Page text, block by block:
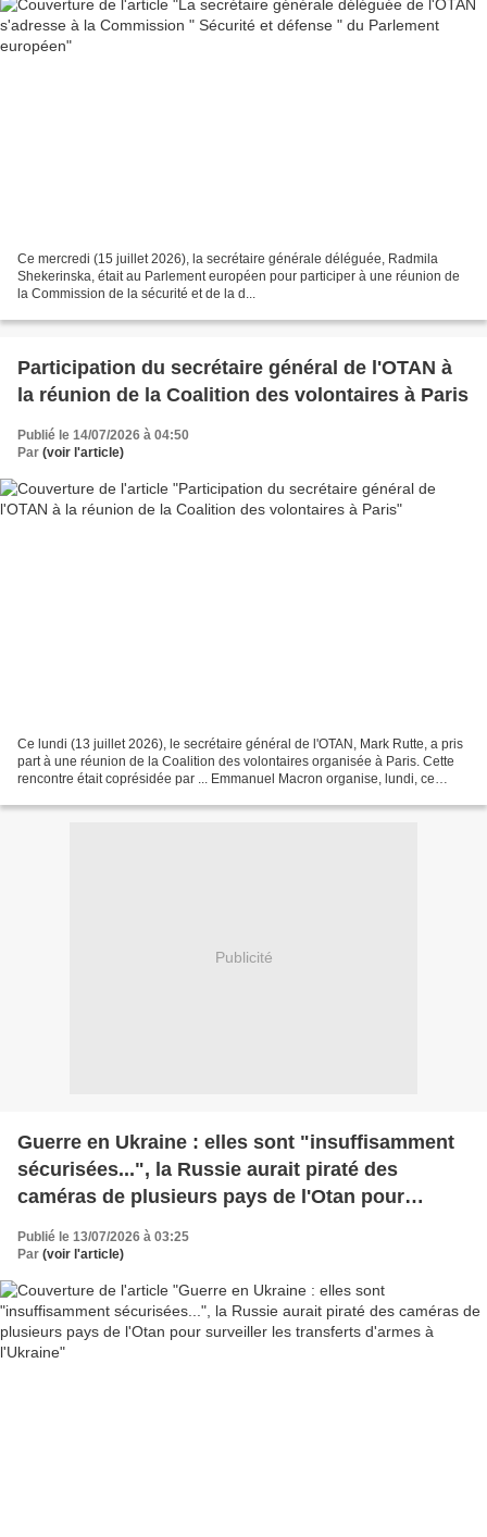
Ce mercredi (15 juillet 2026), la secrétaire générale déléguée, Radmila
Shekerinska, était au Parlement européen pour participer à une réunion de
la Commission de la sécurité et de la d...
Participation du secrétaire général de l'OTAN à
la réunion de la Coalition des volontaires à Paris
Publié le 14/07/2026 à 04:50
Par (voir l'article)
Ce lundi (13 juillet 2026), le secrétaire général de l'OTAN, Mark Rutte, a pris
part à une réunion de la Coalition des volontaires organisée à Paris. Cette
rencontre était coprésidée par ... Emmanuel Macron organise, lundi, ce
Publicité
Guerre en Ukraine : elles sont "insuffisamment
sécurisées...", la Russie aurait piraté des
caméras de plusieurs pays de l'Otan pour
Publié le 13/07/2026 à 03:25
Par (voir l'article)